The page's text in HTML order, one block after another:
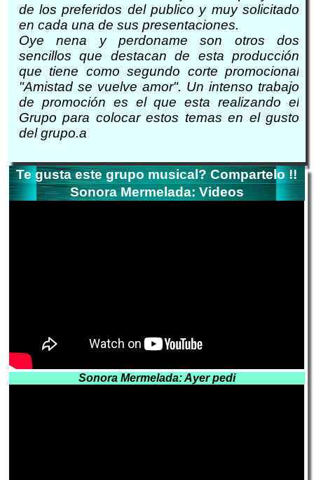
de los preferidos del publico y muy solicitado
en cada una de sus presentaciones.
Oye nena y perdoname son otros dos
sencillos que destacan de esta producción
que tiene como segundo corte promocional
"Amistad se vuelve amor". Un intenso trabajo
de promoción es el que esta realizando el
Grupo para colocar estos temas en el gusto
del grupo.a
Te gusta este grupo musical? Compartelo !!
Sonora Mermelada: Videos
Sonora Mermelada: Ayer pedi